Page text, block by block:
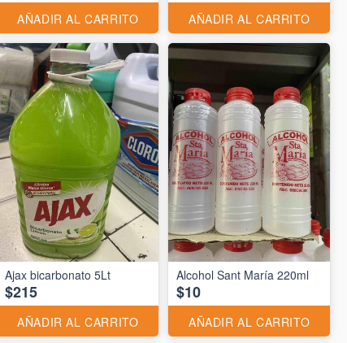
AÑADIR AL CARRITO AÑADIR AL CARRITO
Ajax bicarbonato 5Lt
$215
AÑADIR AL CARRITO
Alcohol Sant María 220ml
$10
AÑADIR AL CARRITO